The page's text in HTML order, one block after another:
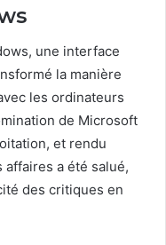
une interface
la manière
les ordinateurs
de Microsoft
et rendu
affaires a été salué,
des critiques en